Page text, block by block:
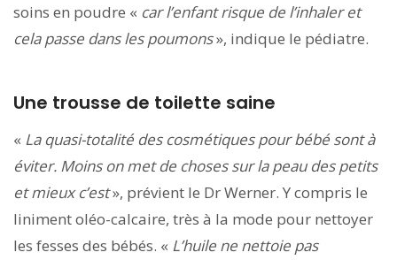
soins en poudre « car l’enfant risque de l’inhaler et
cela passe dans les poumons», indique le pédiatre.
Une trousse de toilette saine
« La quasi-totalité des cosmétiques pour bébé sont à
éviter. Moins on met de choses sur la peau des petits
et mieux c’est», prévient le Dr Werner. Y compris le
liniment oléo-calcaire, très à la mode pour nettoyer
les fesses des bébés. « L’huile ne nettoie pas